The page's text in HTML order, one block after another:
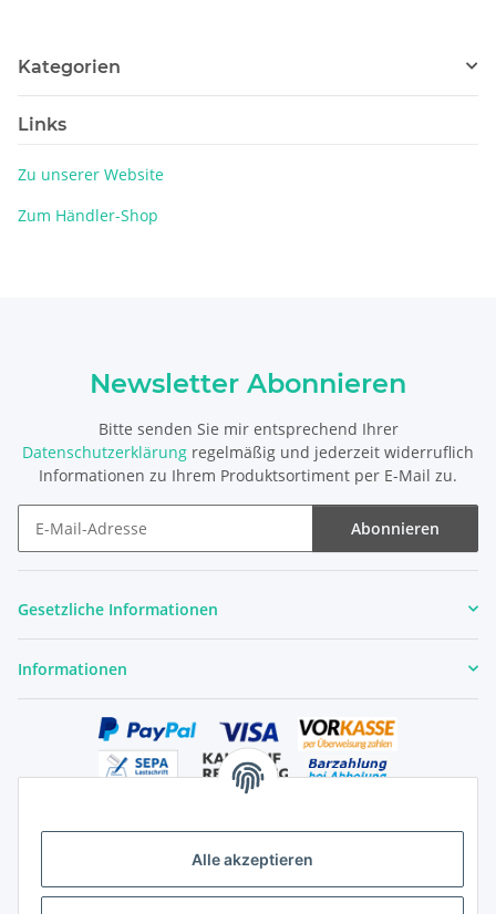
Alle akzeptieren
Kategorien
Links
Zu unserer Website
Zum Händler-Shop
Newsletter Abonnieren
Bitte senden Sie mir entsprechend Ihrer
Datenschutzerklärung regelmäßig und jederzeit widerruflich
Informationen zu Ihrem Produktsortiment per E-Mail zu.
Abonnieren
Gesetzliche Informationen
Informationen